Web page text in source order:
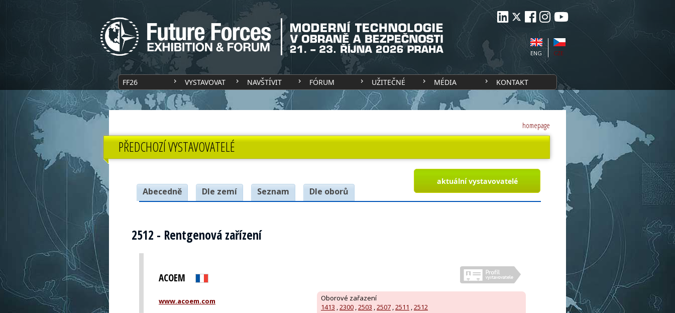
CZE
ENG
FF26 VYSTAVOVAT NAVŠTÍVIT FÓRUM UŽITEČNÉ MÉDIA KONTAKT
homepage
PŘEDCHOZÍ VYSTAVOVATELÉ
aktuální vystavovatelé
Abecedně Dle zemí Seznam Dle oborů
2512 - Rentgenová zařízení
ACOEM
Oborové zařazení
1413 ,2300 ,2503 ,2507 ,2511 ,2512
www.acoem.com